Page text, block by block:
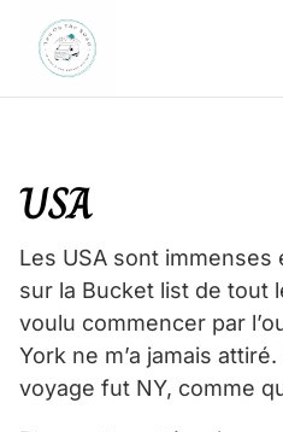
Skip to content
USA
Les USA sont immenses
sur la Bucket list de tout
voulu commencer par
York ne m’a jamais
voyage fut NY, comme